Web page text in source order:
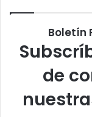
Boletín
de